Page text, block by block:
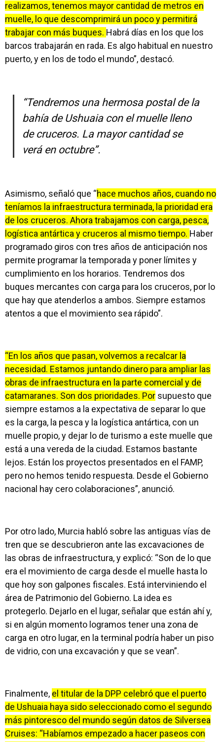
realizamos, tenemos mayor cantidad de metros en
muelle, lo que descomprimirá un poco y permitirá
trabajar con más buques. Habrá días en los que los
barcos trabajarán en rada. Es algo habitual en nuestro
puerto, y en los de todo el mundo”, destacó.
“Tendremos una hermosa postal de la
bahía de Ushuaia con el muelle lleno
de cruceros. La mayor cantidad se
verá en octubre”.
Asimismo, señaló que “hace muchos años, cuando no
teníamos la infraestructura terminada, la prioridad era
de los cruceros. Ahora trabajamos con carga, pesca,
logística antártica y cruceros al mismo tiempo. Haber
programado giros con tres años de anticipación nos
permite programar la temporada y poner límites y
cumplimiento en los horarios. Tendremos dos
buques mercantes con carga para los cruceros, por lo
que hay que atenderlos a ambos. Siempre estamos
atentos a que el movimiento sea rápido”.
“En los años que pasan, volvemos a recalcar la
necesidad. Estamos juntando dinero para ampliar las
obras de infraestructura en la parte comercial y de
catamaranes. Son dos prioridades. Por supuesto que
siempre estamos a la expectativa de separar lo que
es la carga, la pesca y la logística antártica, con un
muelle propio, y dejar lo de turismo a este muelle que
está a una vereda de la ciudad. Estamos bastante
lejos. Están los proyectos presentados en el FAMP,
pero no hemos tenido respuesta. Desde el Gobierno
nacional hay cero colaboraciones”, anunció.
Por otro lado, Murcia habló sobre las antiguas vías de
tren que se descubrieron ante las excavaciones de
las obras de infraestructura, y explicó: “Son de lo que
era el movimiento de carga desde el muelle hasta lo
que hoy son galpones fiscales. Está interviniendo el
área de Patrimonio del Gobierno. La idea es
protegerlo. Dejarlo en el lugar, señalar que están ahí y,
si en algún momento logramos tener una zona de
carga en otro lugar, en la terminal podría haber un piso
de vidrio, con una excavación y que se vean”.
Finalmente, el titular de la DPP celebró que el puerto
de Ushuaia haya sido seleccionado como el segundo
más pintoresco del mundo según datos de Silversea
Cruises: “Habíamos empezado a hacer paseos con